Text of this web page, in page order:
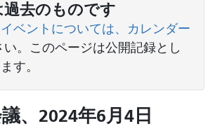
え
過去のものです
ベントについては、カレンダー
い。このページは公開記録とし
す。
、2024年6月4日